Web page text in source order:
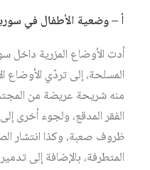
أ – وضعية الأطفال في
أدت الأوضاع المزرية داخل
المسلحة، إلى تردّي الأوضاع
منه شريحة عريضة من
الفقر المدقع، ولجوء أخرى
ظروف صعبة، وكذا انتشار
المتطرفة، بالإضافة إلى